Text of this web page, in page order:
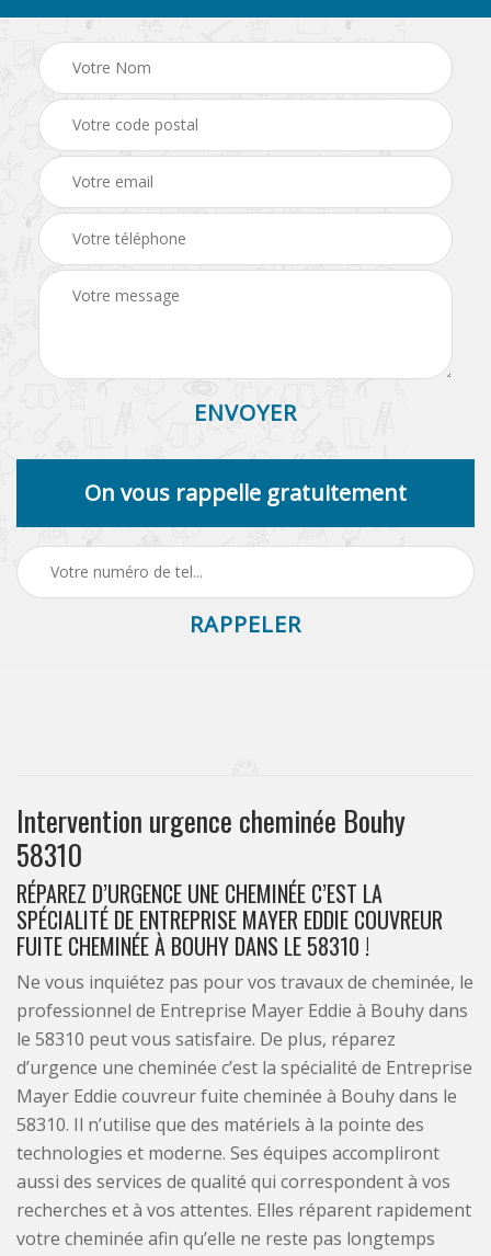
On vous rappelle gratuitement
Intervention urgence cheminée Bouhy
58310
RÉPAREZ D’URGENCE UNE CHEMINÉE C’EST LA
SPÉCIALITÉ DE ENTREPRISE MAYER EDDIE COUVREUR
FUITE CHEMINÉE À BOUHY DANS LE 58310 !
Ne vous inquiétez pas pour vos travaux de cheminée, le
professionnel de Entreprise Mayer Eddie à Bouhy dans
le 58310 peut vous satisfaire. De plus, réparez
d’urgence une cheminée c’est la spécialité de Entreprise
Mayer Eddie couvreur fuite cheminée à Bouhy dans le
58310. Il n’utilise que des matériels à la pointe des
technologies et moderne. Ses équipes accompliront
aussi des services de qualité qui correspondent à vos
recherches et à vos attentes. Elles réparent rapidement
votre cheminée afin qu’elle ne reste pas longtemps